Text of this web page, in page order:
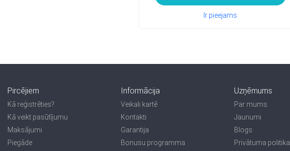
Ir pieejams
Pircējiem
Kā reģistrēties?
Kā veikt pasūtījumu
Maksājumi
Piegāde
Informācija
Veikali kartē
Kontakti
Garantija
Bonusu programma
Uzņēmums
Par mums
Jaunumi
Blogs
Privātuma politika